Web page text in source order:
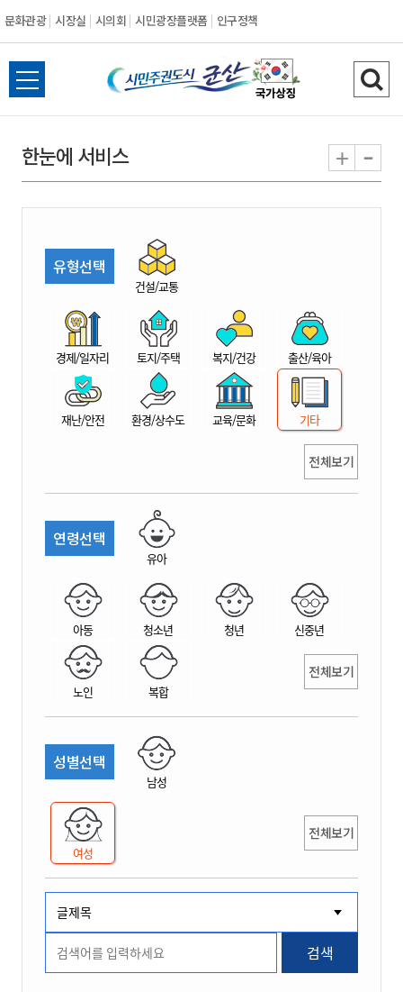
문화관광 시장실 시의회 시민광장플랫폼 인구정책
시
민
권
시
산
전
체
뉴
열
검
색
기
한눈에 서비스 + -
유형선택
건설/교통
경제/일자리 토지/주택 복지/건강 출산/육아
재난/안전 환경/상수도 교육/문화 기타
전체보기
연령선택
유아
아동 청소년 청년 신중년
노인 복합
전체보기
성별선택
남성
여성
전체보기
검색